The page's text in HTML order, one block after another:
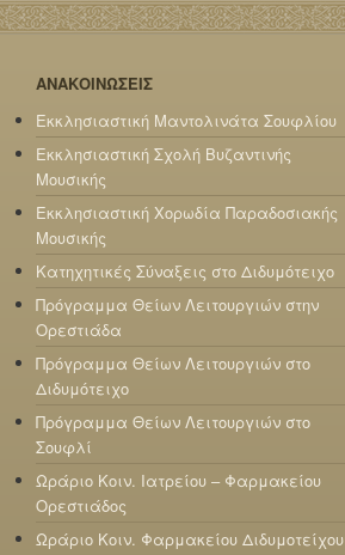
ΑΝΑΚΟΙΝΩΣΕΙΣ
Εκκλησιαστική Μαντολινάτα Σουφλίου
Εκκλησιαστική Σχολή Βυζαντινής
Μουσικής
Εκκλησιαστική Χορωδία Παραδοσιακής
Μουσικής
Κατηχητικές Σύναξεις στο Διδυμότειχο
Πρόγραμμα Θείων Λειτουργιών στην
Ορεστιάδα
Πρόγραμμα Θείων Λειτουργιών στο
Διδυμότειχο
Πρόγραμμα Θείων Λειτουργιών στο
Σουφλί
Ωράριο Κοιν. Ιατρείου – Φαρμακείου
Ορεστιάδος
Ωράριο Κοιν. Φαρμακείου Διδυμοτείχου